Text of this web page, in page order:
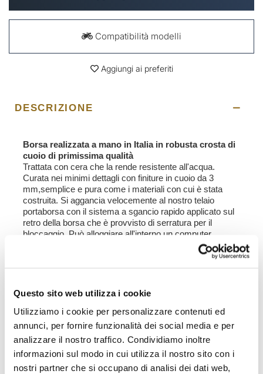
Questo sito web utilizza i cookie
Utilizziamo i cookie per personalizzare contenuti ed
annunci, per fornire funzionalità dei social media e per
analizzare il nostro traffico. Condividiamo inoltre
informazioni sul modo in cui utilizza il nostro sito con i
nostri partner che si occupano di analisi dei dati web,
Compatibilità modelli
Aggiungi ai preferiti
DESCRIZIONE
Borsa realizzata a mano in Italia in robusta crosta di
cuoio di primissima qualità
Trattata con cera che la rende resistente all'acqua.
Curata nei minimi dettagli con finiture in cuoio da 3
mm,semplice e pura come i materiali con cui è stata
costruita. Si aggancia velocemente al nostro telaio
portaborsa con il sistema a sgancio rapido applicato sul
retro della borsa che è provvisto di serratura per il
bloccaggio. Può alloggiare all'interno un computer
portatile da 15",è provvista di una capiente tasca con
Moss Grey con finiture cuoio marrone
Jet Black con finiture cuoio nero
Altezza cm 32, allungabile in altezza fino a cm 45,
larghezza cm 24 profondità cm 13.
10L - 14L